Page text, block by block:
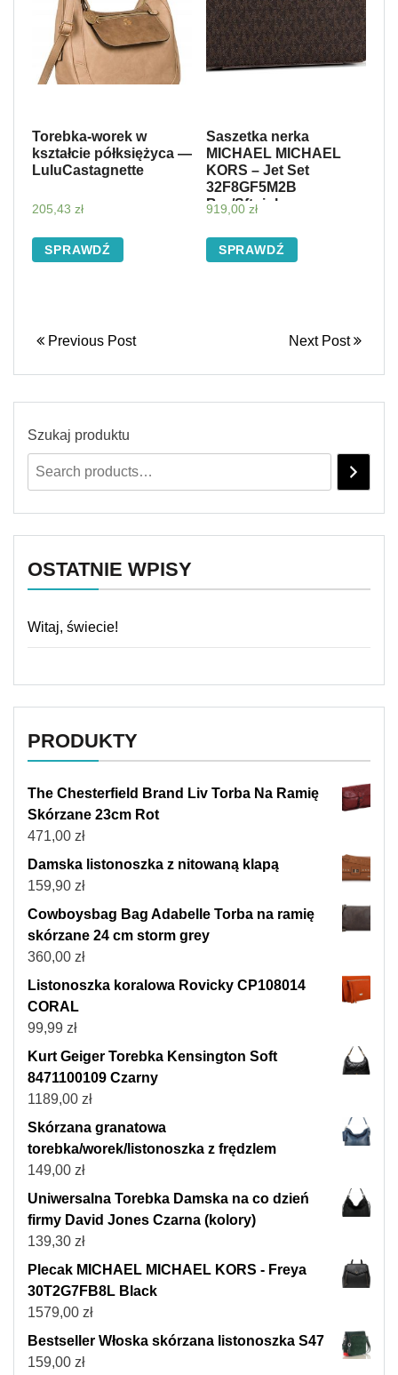
Torebka-worek w
kształcie półksiężyca —
LuluCastagnette
205,43 zł
SPRAWDŹ
Saszetka nerka
MICHAEL MICHAEL
KORS – Jet Set
32F8GF5M2B
Brn/Sftpink
919,00 zł
SPRAWDŹ
Previous Post Next Post
Szukaj produktu
OSTATNIE WPISY
Witaj, świecie!
PRODUKTY
The Chesterfield Brand Liv Torba Na Ramię
Skórzane 23cm Rot
471,00 zł
Damska listonoszka z nitowaną klapą
159,90 zł
Cowboysbag Bag Adabelle Torba na ramię
skórzane 24 cm storm grey
360,00 zł
Listonoszka koralowa Rovicky CP108014
CORAL
99,99 zł
Kurt Geiger Torebka Kensington Soft
8471100109 Czarny
1189,00 zł
Skórzana granatowa
torebka/worek/listonoszka z frędzlem
149,00 zł
Uniwersalna Torebka Damska na co dzień
firmy David Jones Czarna (kolory)
139,30 zł
Plecak MICHAEL MICHAEL KORS - Freya
30T2G7FB8L Black
1579,00 zł
Bestseller Włoska skórzana listonoszka S47
159,00 zł